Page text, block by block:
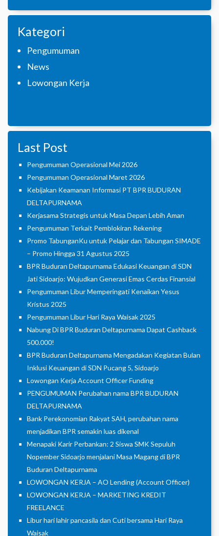
Kategori
Pengumuman
News
Lowongan Kerja
Last Post
Pengumuman Operasional Mei 2026
Pengumuman Operasional Maret 2026
Kebijakan Keamanan Informasi PT BPR BUDURAN
DELTAPURNAMA
Kerjasama Strategis untuk Masa Depan Lebih Aman
Pengumuman Terkait Pemblokiran Rekening
Promo TabunganKu untuk Pelajar dan Tabungan SIMADE
– Promo Hingga 31 Agustus 2025
BPR Buduran Deltapurnama Edukasi Keuangan di SDN
Jati Sidoarjo: Wujudkan Generasi Emas Cerdas Finansial
Pengumuman Libur Memperingati Kenaikan Yesus
Kristus 2025
Pengumuman Libur Hari Raya Waisak 2025
Nabung Di BPR Buduran Deltapurnama Dapat Cashback
500.000!
BPR Buduran Deltapurnama Mengadakan Kegiatan Bulan
Inklusi Keuangan di SDN Pucang 5, Sidoarjo
Lowongan Kerja Account Officer Funding
PENGUMUMAN Perubahan nama BPR BUDURAN
DELTAPURNAMA
Bank Perekonomian Rakyat SAH, perubahan nama
menjadikan BPR semakin luas dikenal
Menapaki Karir Perbankan: 2 Siswa SMK Sepuluh
Nopember Sidoarjo menjalani Masa Magang di BPR
Buduran Deltapurnama
LOWONGAN KERJA – AO Lending (Account Officer)
LOWONGAN KERJA – MARKETING KREDIT
FREELANCE
Libur hari lahir pancasila dan Cuti bersama Hari Raya
Waisak